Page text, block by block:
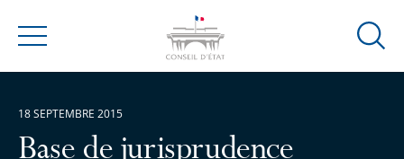
Menu
Ouvrir
Base de jurisprudence
18 SEPTEMBRE 2015